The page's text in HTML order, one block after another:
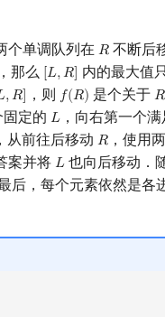
个单调队列在 𝑅
R 不断后
那么 [𝐿,𝑅]
[L,R]
内的最大值
,𝑅] ，则 𝑓(𝑅)
f(R) 是个关于𝑅
R
固定的 𝐿
L ，向右第一个
从前往后移动 𝑅
R ，使用
案并将 𝐿
L 也向后移动．
后，每个元素依然是各